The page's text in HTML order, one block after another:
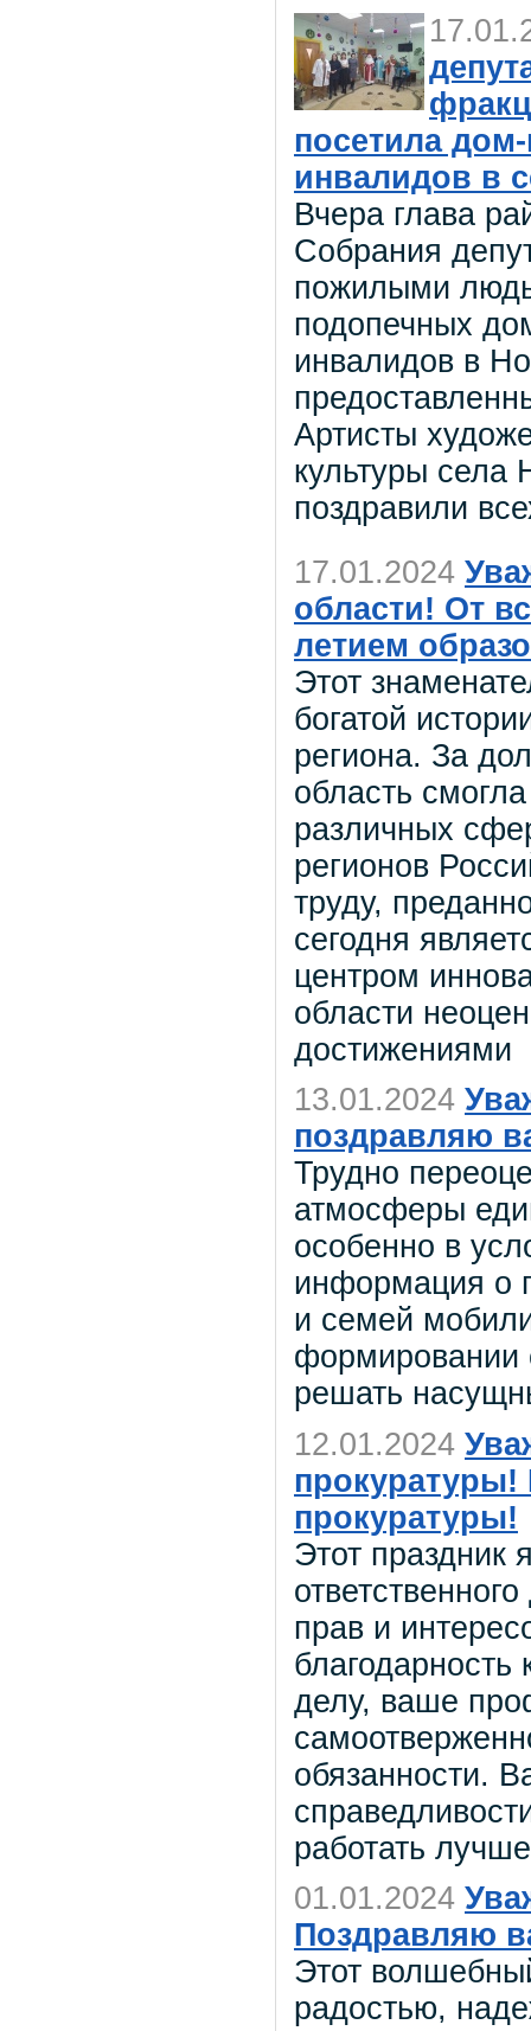
посетила
инвалидов в
Вчера глава
Собрания
пожилыми
подопечных
инвалидов в
Артисты
культуры села
поздравили
17.01.2024
области! От
летием
Этот
богатой
региона. За
область
различных
регионов
труду,
сегодня
центром
области
достижениями
13.01.2024
поздравляю
Трудно
атмосферы
особенно в
информация о
и семей
формировании
решать
12.01.2024
прокуратуры!
Этот праздник
прав и
делу, ваше
обязанности.
работать лучше
01.01.2024
Поздравляю
Этот
радостью,